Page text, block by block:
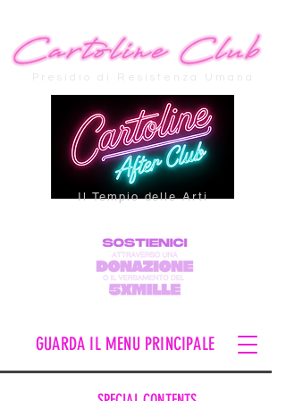
Presidio di Resistenza Umana
Il Tempio delle Arti
GUARDA IL MENU PRINCIPALE